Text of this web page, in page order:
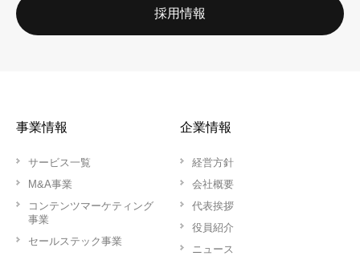
採用情報
事業情報
サービス一覧
M&A事業
コンテンツマーケティング
事業
セールステック事業
企業情報
経営方針
会社概要
代表挨拶
役員紹介
ニュース